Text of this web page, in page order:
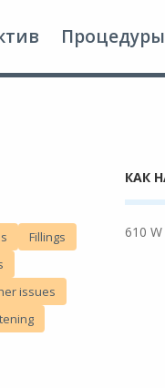
Процедуры
Fillings
issues
КАК
610